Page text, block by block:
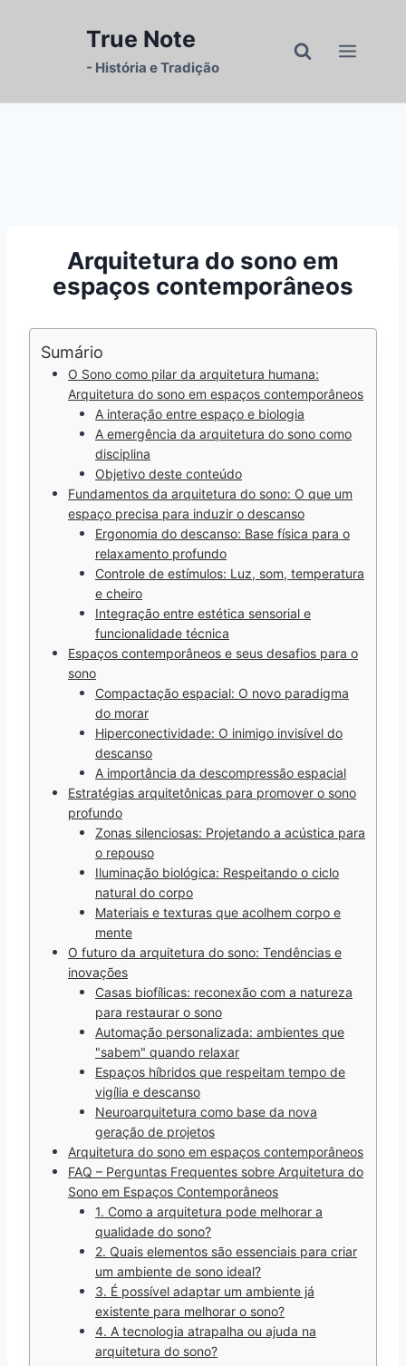
True Note
- História e Tradição
Arquitetura do sono em
espaços contemporâneos
Sumário
O Sono como pilar da arquitetura humana:
Arquitetura do sono em espaços contemporâneos
A interação entre espaço e biologia
A emergência da arquitetura do sono como
disciplina
Objetivo deste conteúdo
Fundamentos da arquitetura do sono: O que um
espaço precisa para induzir o descanso
Ergonomia do descanso: Base física para o
relaxamento profundo
Controle de estímulos: Luz, som, temperatura
e cheiro
Integração entre estética sensorial e
funcionalidade técnica
Espaços contemporâneos e seus desafios para o
sono
Compactação espacial: O novo paradigma
do morar
Hiperconectividade: O inimigo invisível do
descanso
A importância da descompressão espacial
Estratégias arquitetônicas para promover o sono
profundo
Zonas silenciosas: Projetando a acústica para
o repouso
Iluminação biológica: Respeitando o ciclo
natural do corpo
Materiais e texturas que acolhem corpo e
mente
O futuro da arquitetura do sono: Tendências e
inovações
Casas biofílicas: reconexão com a natureza
para restaurar o sono
Automação personalizada: ambientes que
"sabem" quando relaxar
Espaços híbridos que respeitam tempo de
vigília e descanso
Neuroarquitetura como base da nova
geração de projetos
Arquitetura do sono em espaços contemporâneos
FAQ – Perguntas Frequentes sobre Arquitetura do
Sono em Espaços Contemporâneos
1. Como a arquitetura pode melhorar a
qualidade do sono?
2. Quais elementos são essenciais para criar
um ambiente de sono ideal?
3. É possível adaptar um ambiente já
existente para melhorar o sono?
4. A tecnologia atrapalha ou ajuda na
arquitetura do sono?